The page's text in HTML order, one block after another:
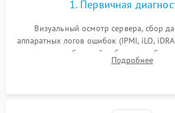
1. Первичная
Визуальный осмотр сервера, сбор
аппаратных логов ошибок (IPMI, iLO,
питания и базовой
корпуса для быстрой
Подробнее